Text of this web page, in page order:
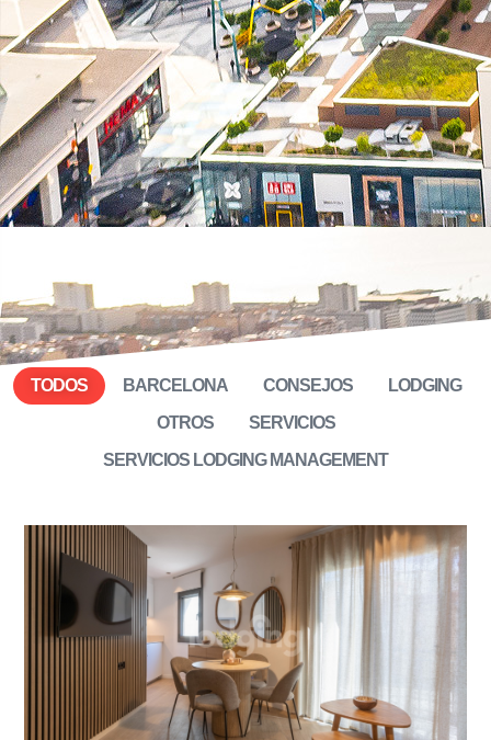
BARCELONA CONSEJOS
LODGING
OTROS
SERVICIOS
SERVICIOS LODGING MANAGEMENT
TODOS